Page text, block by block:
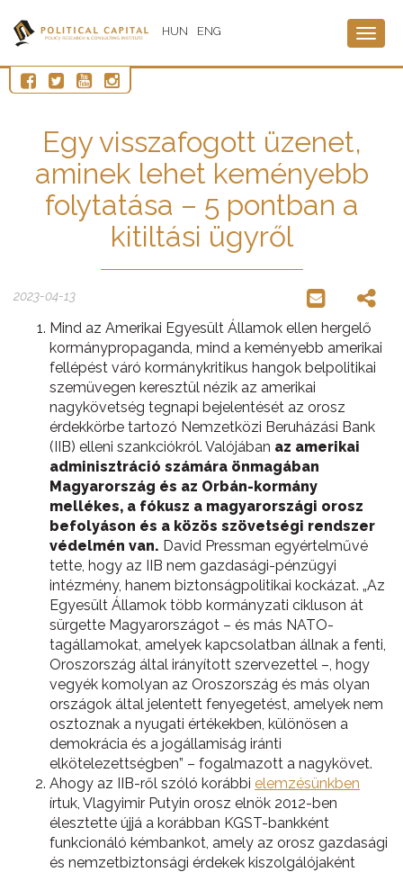
HUN ENG
Egy visszafogott üzenet,
aminek lehet keményebb
folytatása – 5 pontban a
kitiltási ügyről
2023-04-13
Mind az Amerikai Egyesült Államok ellen hergelő
kormánypropaganda, mind a keményebb amerikai
fellépést váró kormánykritikus hangok belpolitikai
szemüvegen keresztül nézik az amerikai
nagykövetség tegnapi bejelentését az orosz
érdekkörbe tartozó Nemzetközi Beruházási Bank
(IIB) elleni szankciókról. Valójában az amerikai
adminisztráció számára önmagában
Magyarország és az Orbán-kormány
mellékes, a fókusz a magyarországi orosz
befolyáson és a közös szövetségi rendszer
védelmén van. David Pressman egyértelművé
tette, hogy az IIB nem gazdasági-pénzügyi
intézmény, hanem biztonságpolitikai kockázat. „Az
Egyesült Államok több kormányzati cikluson át
sürgette Magyarországot – és más NATO-
tagállamokat, amelyek kapcsolatban állnak a fenti,
Oroszország által irányított szervezettel –, hogy
vegyék komolyan az Oroszország és más olyan
országok által jelentett fenyegetést, amelyek nem
osztoznak a nyugati értékekben, különösen a
demokrácia és a jogállamiság iránti
elkötelezettségben” – fogalmazott a nagykövet.
Ahogy az IIB-ről szóló korábbi elemzésünkben
írtuk, Vlagyimir Putyin orosz elnök 2012-ben
élesztette újjá a korábban KGST-bankként
funkcionáló kémbankot, amely az orosz gazdasági
és nemzetbiztonsági érdekek kiszolgálójaként